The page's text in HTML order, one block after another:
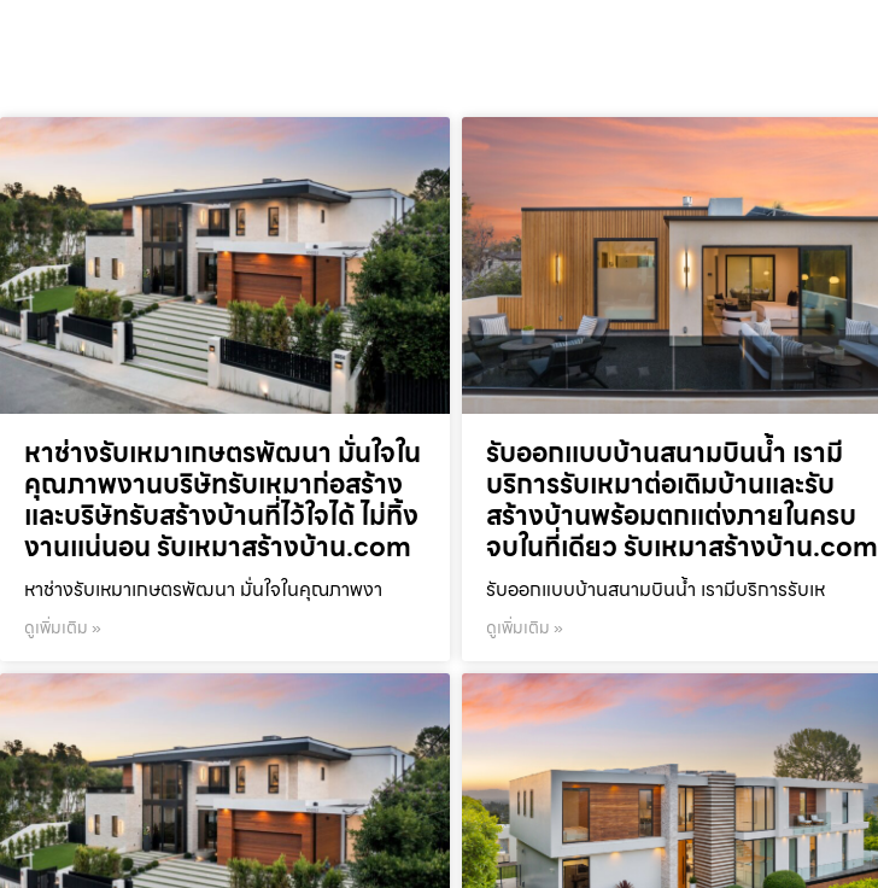
หาช่างรับเหมาเกษตรพัฒนา มั่นใจใน
คุณภาพงานบริษัทรับเหมาก่อสร้าง
และบริษัทรับสร้างบ้านที่ไว้ใจได้ ไม่ทิ้ง
งานแน่นอน รับเหมาสร้างบ้าน.com
หาช่างรับเหมาเกษตรพัฒนา มั่นใจในคุณภาพงา
ดูเพิ่มเติม »
รับออกแบบบ้านสนามบินน้ำ เรามี
บริการรับเหมาต่อเติมบ้านและรับ
สร้างบ้านพร้อมตกแต่งภายในครบ
จบในที่เดียว รับเหมาสร้างบ้าน.com
รับออกแบบบ้านสนามบินน้ำ เรามีบริการรับเห
ดูเพิ่มเติม »